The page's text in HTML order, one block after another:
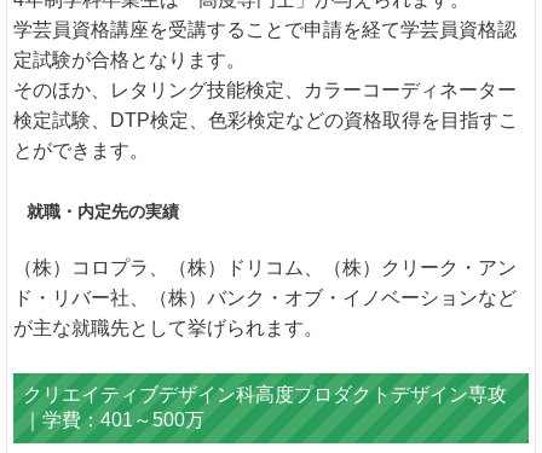
学芸員資格講座を受講することで申請を経て学芸員資格認
定試験が合格となります。
そのほか、レタリング技能検定、カラーコーディネーター
検定試験、DTP検定、色彩検定などの資格取得を目指すこ
とができます。
就職・内定先の実績
（株）コロプラ、（株）ドリコム、（株）クリーク・アン
ド・リバー社、（株）バンク・オブ・イノベーションなど
が主な就職先として挙げられます。
クリエイティブデザイン科高度プロダクトデザイン専攻
｜学費：401～500万